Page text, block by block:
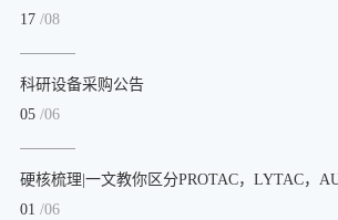
17 /08
科研设备采购公告
05 /06
硬核梳理|一文教你区分PROTAC，LYTAC，
01 /06